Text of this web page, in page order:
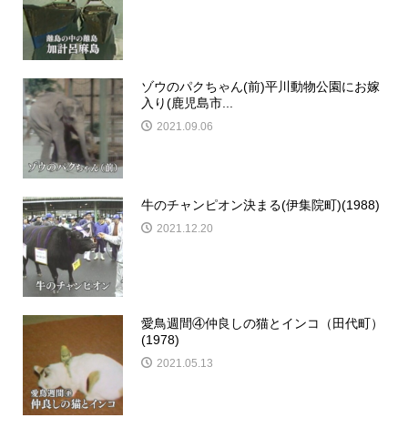
ゾウのパクちゃん(前)平川動物公園にお嫁
入り(鹿児島市...
2021.09.06
牛のチャンピオン決まる(伊集院町)(1988)
2021.12.20
愛鳥週間④仲良しの猫とインコ（田代町）
(1978)
2021.05.13